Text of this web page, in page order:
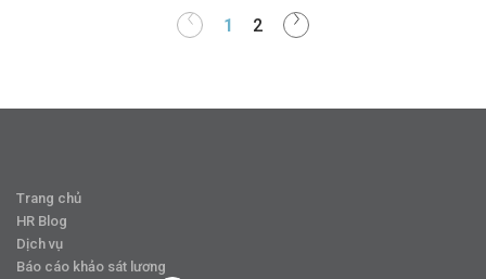
1 2
Trang chủ
HR Blog
Dịch vụ
Báo cáo khảo sát lương